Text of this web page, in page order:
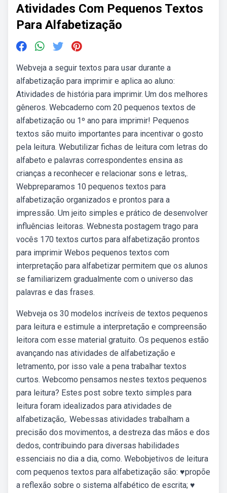
Atividades Com Pequenos Textos
Para Alfabetização
Webveja a seguir textos para usar durante a
alfabetização para imprimir e aplica ao aluno:
Atividades de história para imprimir. Um dos melhores
gêneros. Webcaderno com 20 pequenos textos de
alfabetização ou 1º ano para imprimir! Pequenos
textos são muito importantes para incentivar o gosto
pela leitura. Webutilizar fichas de leitura com letras do
alfabeto e palavras correspondentes ensina as
crianças a reconhecer e relacionar sons e letras,.
Webpreparamos 10 pequenos textos para
alfabetização organizados e prontos para a
impressão. Um jeito simples e prático de desenvolver
influências leitoras. Webnesta postagem trago para
vocês 170 textos curtos para alfabetização prontos
para imprimir Webos pequenos textos com
interpretação para alfabetizar permitem que os alunos
se familiarizem gradualmente com o universo das
palavras e das frases.
Webveja os 30 modelos incríveis de textos pequenos
para leitura e estimule a interpretação e compreensão
leitora com esse material gratuito. Os pequenos estão
avançando nas atividades de alfabetização e
letramento, por isso vale a pena trabalhar textos
curtos. Webcomo pensamos nestes textos pequenos
para leitura? Estes post sobre texto simples para
leitura foram idealizados para atividades de
alfabetização,. Webessas atividades trabalham a
precisão dos movimentos, a destreza das mãos e dos
dedos, contribuindo para diversas habilidades
essenciais no dia a dia, como. Webobjetivos de leitura
com pequenos textos para alfabetização são: ♥propõe
a reflexão sobre o sistema alfabético de escrita; ♥